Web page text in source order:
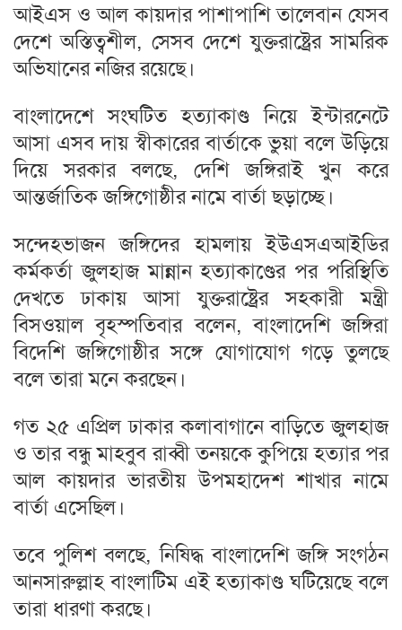
আইএস ও আল কায়দার পাশাপাশি তালেবান যেসব
দেশে অস্তিত্বশীল, সেসব দেশে যুক্তরাষ্ট্রের সামরিক
অভিযানের নজির রয়েছে।
বাংলাদেশে সংঘটিত হত্যাকাণ্ড নিয়ে ইন্টারনেটে
আসা এসব দায় স্বীকারের বার্তাকে ভুয়া বলে উড়িয়ে
দিয়ে সরকার বলছে, দেশি জঙ্গিরাই খুন করে
আন্তর্জাতিক জঙ্গিগোষ্ঠীর নামে বার্তা ছড়াচ্ছে।
সন্দেহভাজন জঙ্গিদের হামলায় ইউএসএআইডির
কর্মকর্তা জুলহাজ মান্নান হত্যাকাণ্ডের পর পরিস্থিতি
দেখতে ঢাকায় আসা যুক্তরাষ্ট্রের সহকারী মন্ত্রী
বিসওয়াল বৃহস্পতিবার বলেন, বাংলাদেশি জঙ্গিরা
বিদেশি জঙ্গিগোষ্ঠীর সঙ্গে যোগাযোগ গড়ে তুলছে
বলে তারা মনে করছেন।
গত ২৫ এপ্রিল ঢাকার কলাবাগানে বাড়িতে জুলহাজ
ও তার বন্ধু মাহবুব রাব্বী তনয়কে কুপিয়ে হত্যার পর
আল কায়দার ভারতীয় উপমহাদেশ শাখার নামে
বার্তা এসেছিল।
তবে পুলিশ বলছে, নিষিদ্ধ বাংলাদেশি জঙ্গি সংগঠন
আনসারুল্লাহ বাংলাটিম এই হত্যাকাণ্ড ঘটিয়েছে বলে
তারা ধারণা করছে।